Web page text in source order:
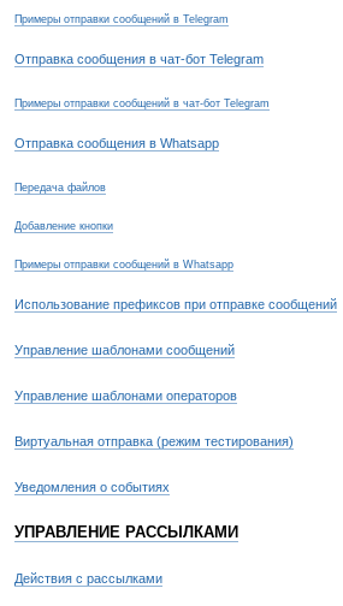
Примеры отправки сообщений в Telegram
Отправка сообщения в чат-бот Telegram
Примеры отправки сообщений в чат-бот Telegram
Отправка сообщения в Whatsapp
Передача файлов
Добавление кнопки
Примеры отправки сообщений в Whatsapp
Использование префиксов при отправке сообщений
Управление шаблонами сообщений
Управление шаблонами операторов
Виртуальная отправка (режим тестирования)
Уведомления о событиях
УПРАВЛЕНИЕ РАССЫЛКАМИ
Действия с рассылками